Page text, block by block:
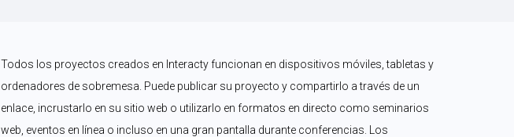
Todos los proyectos creados en Interacty funcionan en dispositivos móviles, tabletas y
ordenadores de sobremesa. Puede publicar su proyecto y compartirlo a través de un
enlace, incrustarlo en su sitio web o utilizarlo en formatos en directo como seminarios
web, eventos en línea o incluso en una gran pantalla durante conferencias. Los